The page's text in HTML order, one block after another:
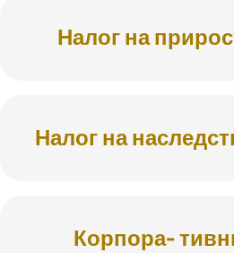
Налог на
Налог на
Корпора-